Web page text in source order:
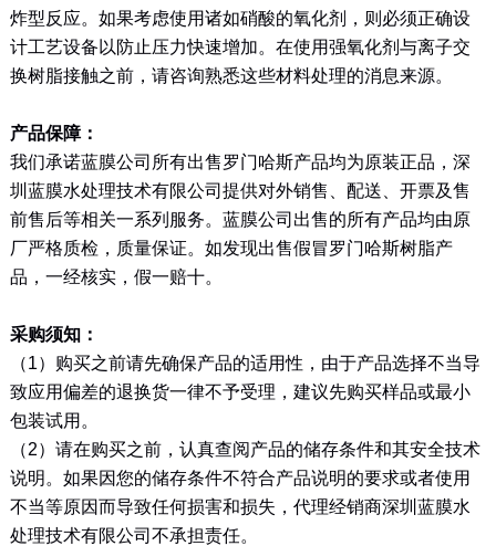
炸型反应。如果考虑使用诸如硝酸的氧化剂，则必须正确设
计工艺设备以防止压力快速增加。在使用强氧化剂与离子交
换树脂接触之前，请咨询熟悉这些材料处理的消息来源。
产品保障：
我们承诺蓝膜公司所有出售罗门哈斯产品均为原装正品，深
圳蓝膜水处理技术有限公司提供对外销售、配送、开票及售
前售后等相关一系列服务。蓝膜公司出售的所有产品均由原
厂严格质检，质量保证。如发现出售假冒罗门哈斯树脂产
品，一经核实，假一赔十。
采购须知：
（1）购买之前请先确保产品的适用性，由于产品选择不当导
致应用偏差的退换货一律不予受理，建议先购买样品或最小
包装试用。
（2）请在购买之前，认真查阅产品的储存条件和其安全技术
说明。如果因您的储存条件不符合产品说明的要求或者使用
不当等原因而导致任何损害和损失，代理经销商深圳蓝膜水
处理技术有限公司不承担责任。